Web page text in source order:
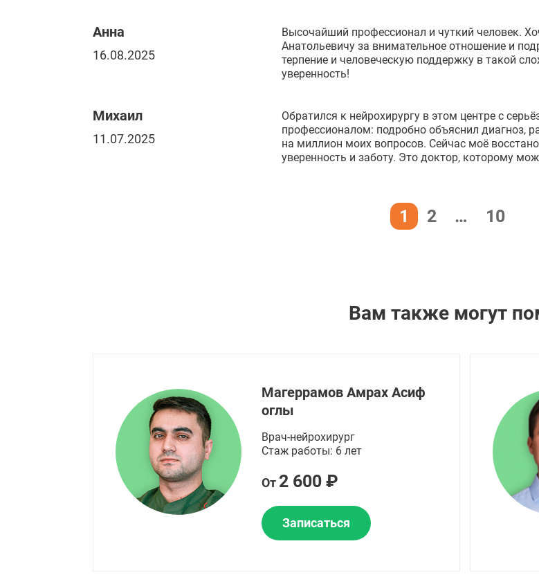
Анна
16.08.2025
Высочайший профессионал и чуткий человек.
Анатольевичу за внимательное отношение и
терпение и человеческую поддержку в такой
уверенность!
Михаил
11.07.2025
Обратился к нейрохирургу в этом центре с
профессионалом: подробно объяснил диагноз,
на миллион моих вопросов. Сейчас моё
уверенность и заботу. Это доктор, которому
1 2 … 10
Вам также могут
Магеррамов Амрах Асиф
оглы
Врач-нейрохирург
Стаж работы: 6 лет
От 2 600 ₽
Записаться